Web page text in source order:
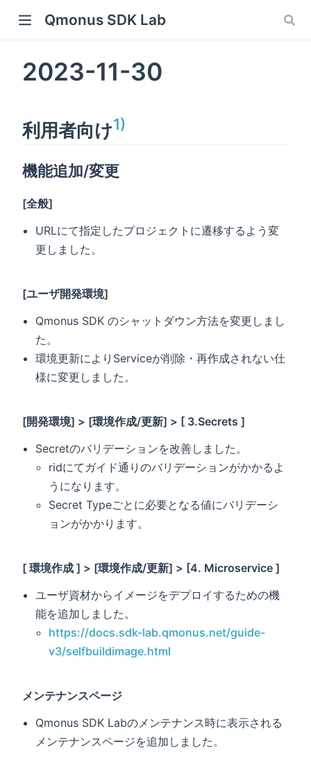
Qmonus SDK Lab
2023-11-30
利用者向け1)
機能追加/変更
[全般]
URLにて指定したプロジェクトに遷移するよう変
更しました。
[ユーザ開発環境]
Qmonus SDK のシャットダウン方法を変更しまし
た。
環境更新によりServiceが削除・再作成されない仕
様に変更しました。
[開発環境] > [環境作成/更新] > [ 3.Secrets ]
Secretのバリデーションを改善しました。
ridにてガイド通りのバリデーションがかかるよ
うになります。
Secret Typeごとに必要となる値にバリデーシ
ョンがかかります。
[ 環境作成 ] > [環境作成/更新] > [4. Microservice ]
ユーザ資材からイメージをデプロイするための機
能を追加しました。
https://docs.sdk-lab.qmonus.net/guide-
v3/selfbuildimage.html
メンテナンスページ
Qmonus SDK Labのメンテナンス時に表示される
メンテナンスページを追加しました。